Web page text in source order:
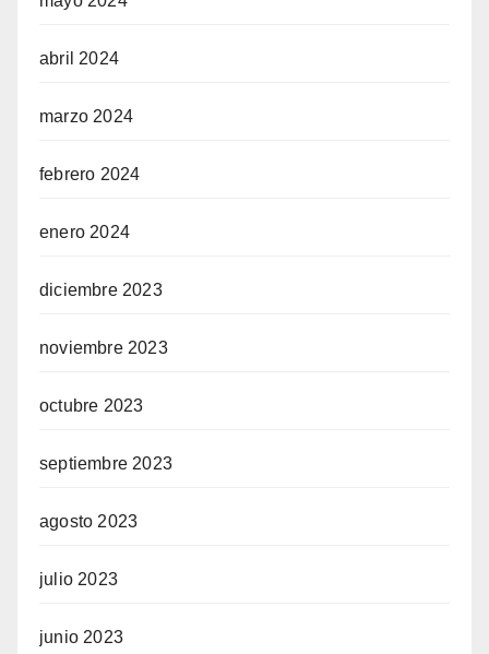
abril 2024
marzo 2024
febrero 2024
enero 2024
diciembre 2023
noviembre 2023
octubre 2023
septiembre 2023
agosto 2023
julio 2023
junio 2023